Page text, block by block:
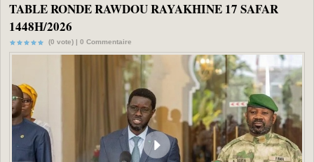
TABLE RONDE RAWDOU RAYAKHINE 17 SAFAR
1448H/2026
(0 vote) | 0 Commentaire